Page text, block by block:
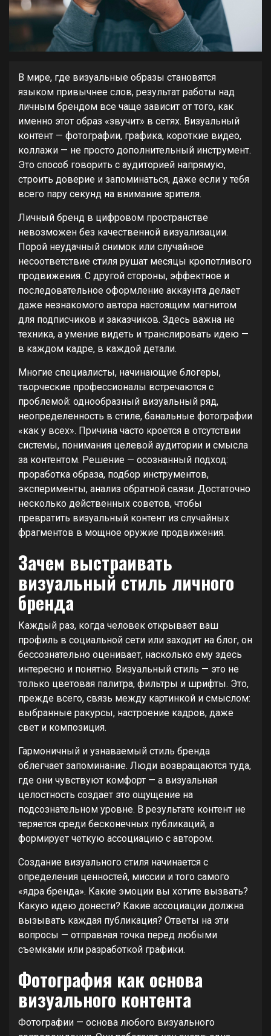
В мире, где визуальные образы становятся
языком привычнее слов, результат работы над
личным брендом все чаще зависит от того, как
именно этот образ «звучит» в сетях. Визуальный
контент — фотографии, графика, короткие видео,
коллажи — не просто дополнительный инструмент.
Это способ говорить с аудиторией напрямую,
строить доверие и запоминаться, даже если у тебя
всего пару секунд на внимание зрителя.
Личный бренд в цифровом пространстве
невозможен без качественной визуализации.
Порой неудачный снимок или случайное
несоответствие стиля рушат месяцы кропотливого
продвижения. С другой стороны, эффектное и
последовательное оформление аккаунта делает
даже незнакомого автора настоящим магнитом
для подписчиков и заказчиков. Здесь важна не
техника, а умение видеть и транслировать идею —
в каждом кадре, в каждой детали.
Многие специалисты, начинающие блогеры,
творческие профессионалы встречаются с
проблемой: однообразный визуальный ряд,
неопределенность в стиле, банальные фотографии
«как у всех». Причина часто кроется в отсутствии
системы, понимания целевой аудитории и смысла
за контентом. Решение — осознанный подход:
проработка образа, подбор инструментов,
эксперименты, анализ обратной связи. Достаточно
несколько действенных советов, чтобы
превратить визуальный контент из случайных
фрагментов в мощное оружие продвижения.
Зачем выстраивать
визуальный стиль личного
бренда
Каждый раз, когда человек открывает ваш
профиль в социальной сети или заходит на блог, он
бессознательно оценивает, насколько ему здесь
интересно и понятно. Визуальный стиль — это не
только цветовая палитра, фильтры и шрифты. Это,
прежде всего, связь между картинкой и смыслом:
выбранные ракурсы, настроение кадров, даже
свет и композиция.
Гармоничный и узнаваемый стиль бренда
облегчает запоминание. Люди возвращаются туда,
где они чувствуют комфорт — а визуальная
целостность создает это ощущение на
подсознательном уровне. В результате контент не
теряется среди бесконечных публикаций, а
формирует четкую ассоциацию с автором.
Создание визуального стиля начинается с
определения ценностей, миссии и того самого
«ядра бренда». Какие эмоции вы хотите вызвать?
Какую идею донести? Какие ассоциации должна
вызывать каждая публикация? Ответы на эти
вопросы — отправная точка перед любыми
съемками или разработкой графики.
Фотография как основа
визуального контента
Фотографии — основа любого визуального